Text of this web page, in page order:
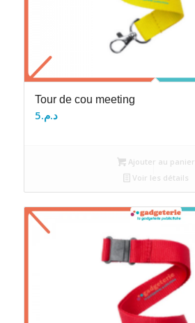
Tour de cou meeting
د.م.5
Ajouter au panier
Voir les détails